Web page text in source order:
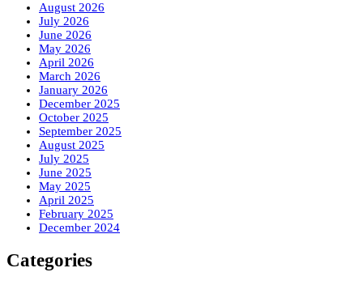
August 2026
July 2026
June 2026
May 2026
April 2026
March 2026
January 2026
December 2025
October 2025
September 2025
August 2025
July 2025
June 2025
May 2025
April 2025
February 2025
December 2024
Categories